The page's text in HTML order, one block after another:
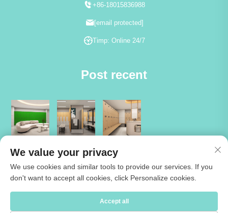
+86-18015836988
[email protected]
Timp: Online 24/7
Post recent
Copyright © 2026 Jiangsu Cartmay Industrial Co.,Ltd. Toate drepturile
We value your privacy
We use cookies and similar tools to provide our services. If you
don't want to accept all cookies, click Personalize cookies.
Accept all